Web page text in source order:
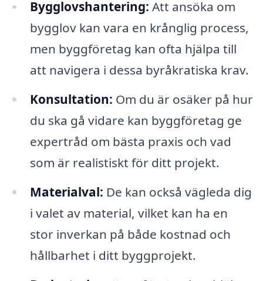
Bygglovshantering: Att ansöka om
bygglov kan vara en krånglig process,
men byggföretag kan ofta hjälpa till
att navigera i dessa byråkratiska krav.
Konsultation: Om du är osäker på hur
du ska gå vidare kan byggföretag ge
expertråd om bästa praxis och vad
som är realistiskt för ditt projekt.
Materialval: De kan också vägleda dig
i valet av material, vilket kan ha en
stor inverkan på både kostnad och
hållbarhet i ditt byggprojekt.